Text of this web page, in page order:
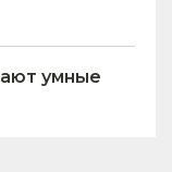
умные